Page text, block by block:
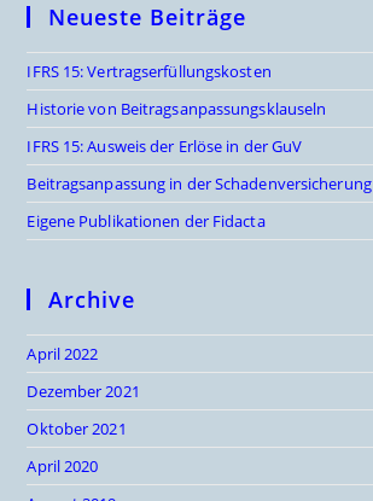
Neueste Beiträge
IFRS 15: Vertragserfüllungskosten
Historie von Beitragsanpassungsklauseln
IFRS 15: Ausweis der Erlöse in der GuV
Beitragsanpassung in der Schadenversicherung
Eigene Publikationen der Fidacta
Archive
April 2022
Dezember 2021
Oktober 2021
April 2020